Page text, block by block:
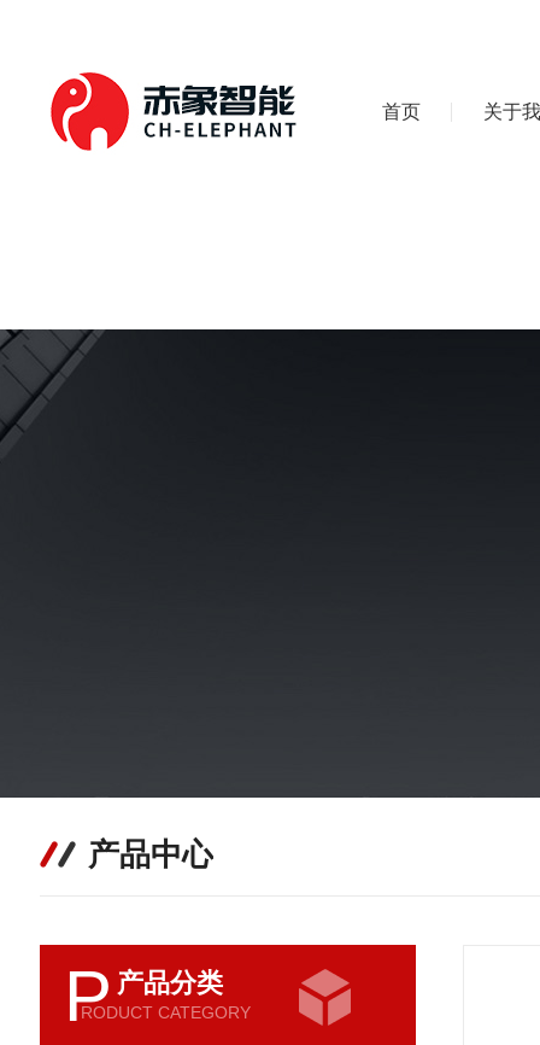
首页 关于
产品中心
P 产品分类
RODUCT CATEGORY